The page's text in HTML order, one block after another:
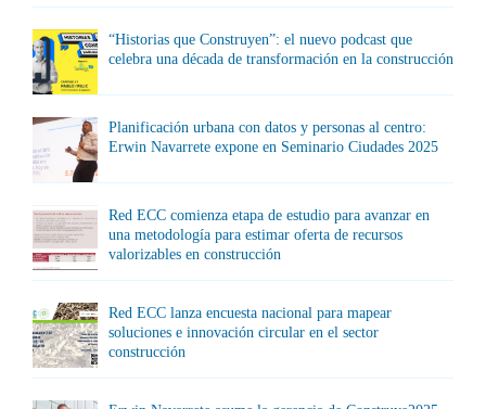
“Historias que Construyen”: el nuevo podcast que
celebra una década de transformación en la construcción
Planificación urbana con datos y personas al centro:
Erwin Navarrete expone en Seminario Ciudades 2025
Red ECC comienza etapa de estudio para avanzar en
una metodología para estimar oferta de recursos
valorizables en construcción
Red ECC lanza encuesta nacional para mapear
soluciones e innovación circular en el sector
construcción